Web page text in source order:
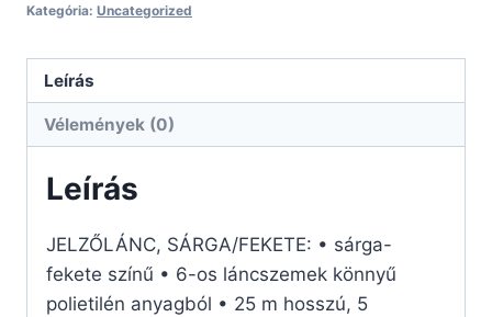
Kategória: Uncategorized
Leírás
Vélemények (0)
Leírás
JELZŐLÁNC, SÁRGA/FEKETE: • sárga-
fekete színű • 6-os láncszemek könnyű
polietilén anyagból • 25 m hosszú, 5